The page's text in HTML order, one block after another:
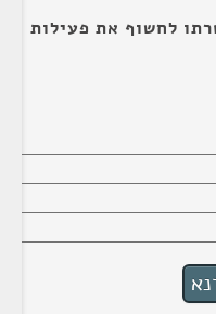
לחשוף את פעילות